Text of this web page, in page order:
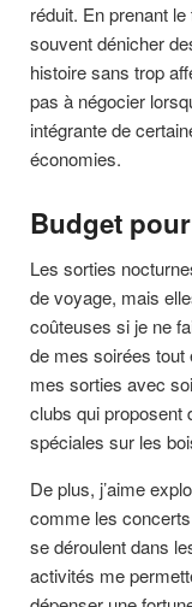
réduit. En prenant
souvent dénicher
histoire sans trop
pas à négocier
intégrante de
économies.
Budget
Les sorties
de voyage, mais
coûteuses si je ne
de mes soirées tout
mes sorties avec
clubs qui proposent
spéciales sur les
De plus, j’aime
comme les
se déroulent dans
activités me